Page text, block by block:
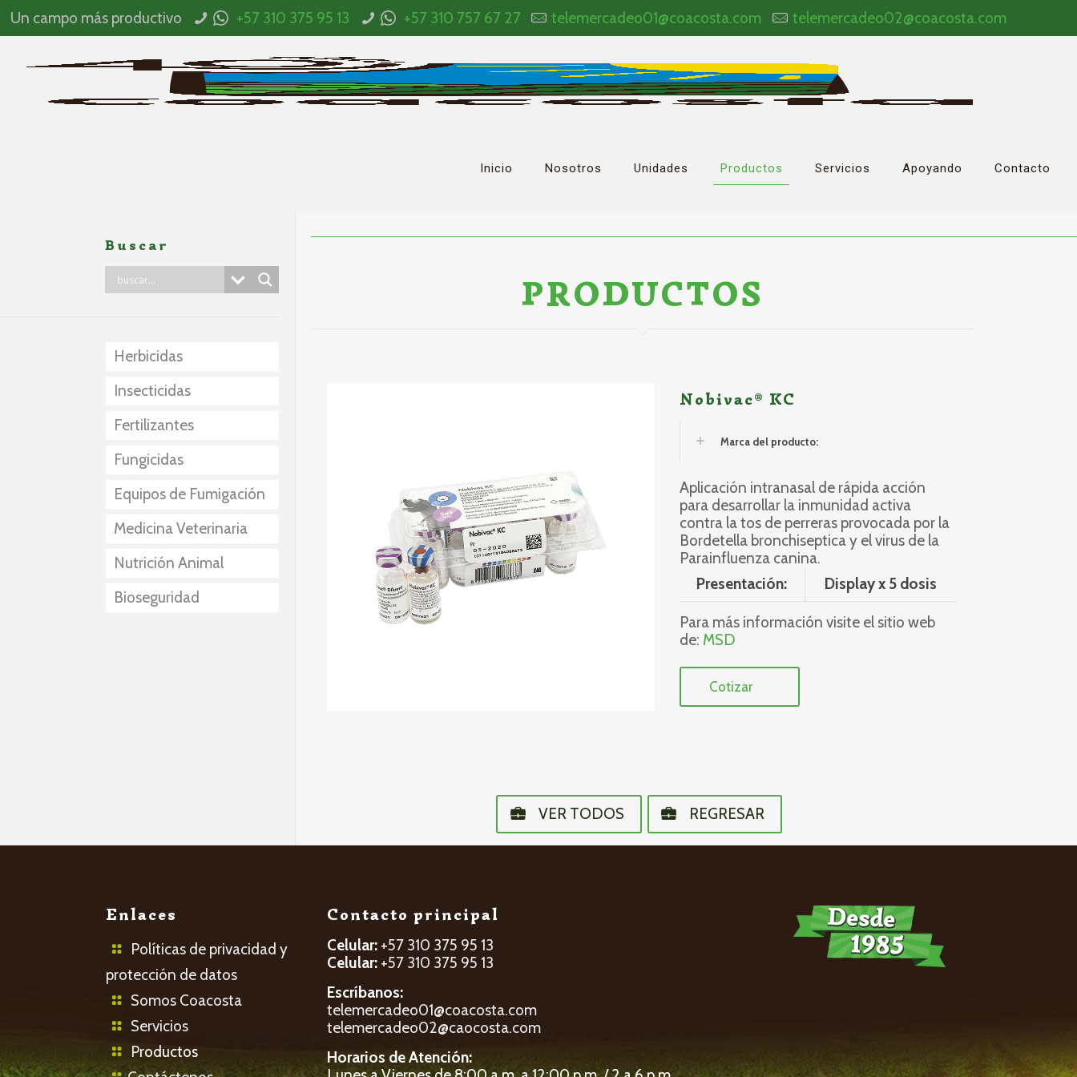
Un campo más productivo +57 310 375 95 13 +57 310 757 67 27 telemercadeo01@coacosta.com telemercadeo02@coacosta.com
Inicio Nosotros Unidades Productos Servicios Apoyando Contacto
PRODUCTOS
Nobivac® KC
Marca del producto:
Aplicación intranasal de rápida acción
para desarrollar la inmunidad activa
contra la tos de perreras provocada por la
Bordetella bronchiseptica y el virus de la
Parainfluenza canina.
Presentación:
Display x 5 dosis
Para más información visite el sitio web
de: MSD
Cotizar
VER TODOS REGRESAR
Buscar
Herbicidas
Insecticidas
Fertilizantes
Fungicidas
Equipos de Fumigación
Medicina Veterinaria
Nutrición Animal
Bioseguridad
Enlaces
Políticas de privacidad y
protección de datos
Somos Coacosta
Servicios
Productos
Contacto principal
Celular: +57 310 375 95 13
Celular: +57 310 375 95 13
Escríbanos:
telemercadeo01@coacosta.com
telemercadeo02@caocosta.com
Horarios de Atención: